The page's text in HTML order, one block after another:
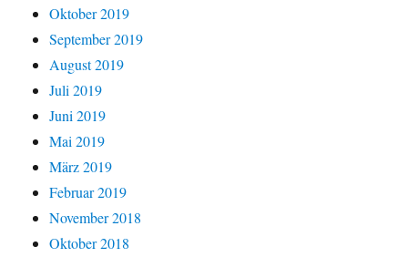
Oktober 2019
September 2019
August 2019
Juli 2019
Juni 2019
Mai 2019
März 2019
Februar 2019
November 2018
Oktober 2018